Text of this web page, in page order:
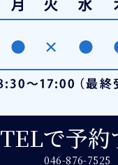
TELで予約
046-876-7525